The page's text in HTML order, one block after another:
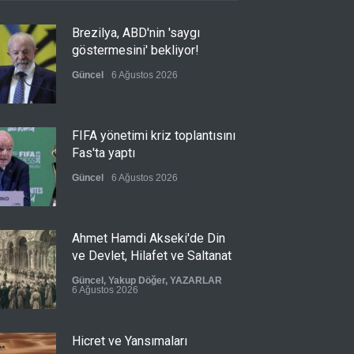
Brezilya, ABD'nin 'saygı
göstermesini' bekliyor!
Güncel 6 Ağustos 2026
FIFA yönetimi kriz toplantısını
Fas'ta yaptı
Güncel 6 Ağustos 2026
Ahmet Hamdi Akseki'de Din
ve Devlet, Hilafet ve Saltanat
Güncel , Yakup Döğer, YAZARLAR
6 Ağustos 2026
Hicret ve Yansımaları